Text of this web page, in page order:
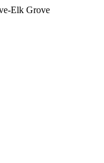
Elk Grove